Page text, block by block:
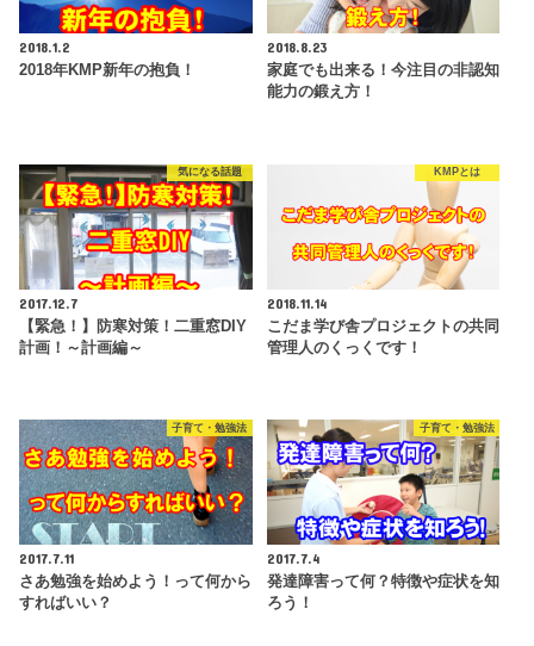
2018.1.2
2018年KMP新年の抱負！
2018.8.23
家庭でも出来る！今注目の非認知
能力の鍛え方！
気になる話題
2017.12.7
【緊急！】防寒対策！二重窓DIY
計画！～計画編～
KMPとは
2018.11.14
こだま学び舎プロジェクトの共同
管理人のくっくです！
子育て・勉強法
2017.7.11
さあ勉強を始めよう！って何から
すればいい？
子育て・勉強法
2017.7.4
発達障害って何？特徴や症状を知
ろう！